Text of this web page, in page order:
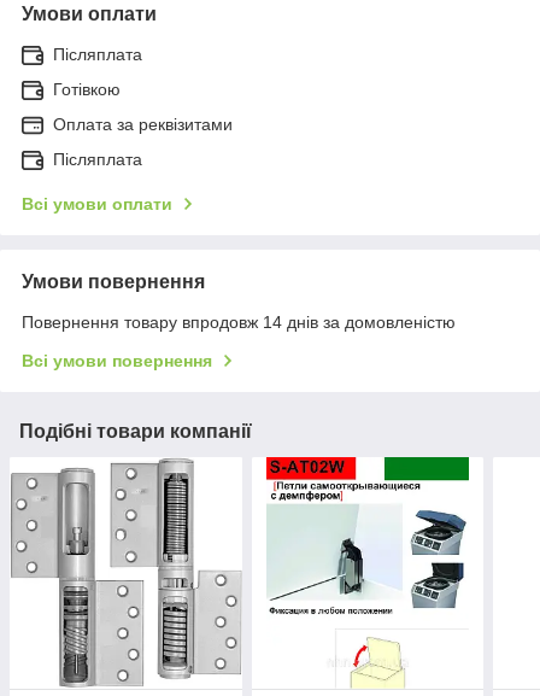
Умови оплати
Післяплата
Готівкою
Оплата за реквізитами
Післяплата
Всі умови оплати
Умови повернення
Повернення товару впродовж 14 днів за домовленістю
Всі умови повернення
Подібні товари компанії